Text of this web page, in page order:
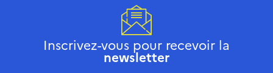
Inscrivez-vous pour recevoir la
newsletter